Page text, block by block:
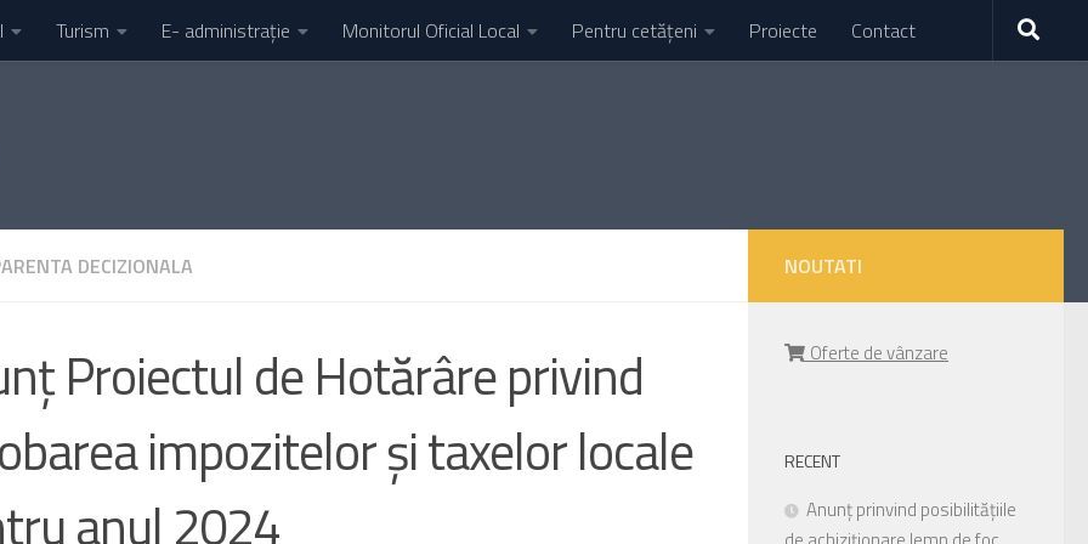
Turism E- administrație Monitorul Oficial Local Pentru cetățeni Proiecte Contact
DECIZIONALA
Proiectul de Hotărâre privind
impozitelor și taxelor locale
anul 2024
NOUTATI
Oferte de vânzare
RECENT
Anunț prinvind posibilitățiile